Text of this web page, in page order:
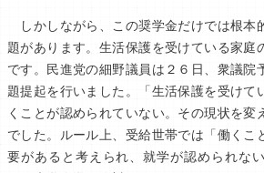
しかしながら、この奨学金だけでは根本
題があります。生活保護を受けている家庭
です。民進党の細野議員は２６日、衆議院
題提起を行いました。「生活保護を受けて
くことが認められていない。その現状を変
でした。ルール上、受給世帯では「働くこ
要があると考えられ、就学が認められな